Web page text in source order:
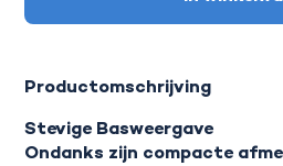
Productomschrijving
Stevige Basweergave
Ondanks zijn compacte